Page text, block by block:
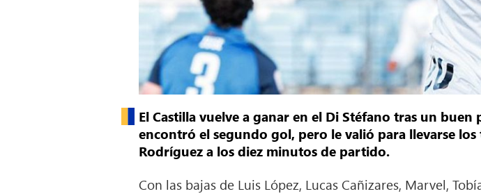
El Castilla vuelve a ganar en el Di Stéfano tras un
encontró el segundo gol, pero le valió para llevarse
Rodríguez a los diez minutos de partido.
Con las bajas de Luis López, Lucas Cañizares, Marvel,